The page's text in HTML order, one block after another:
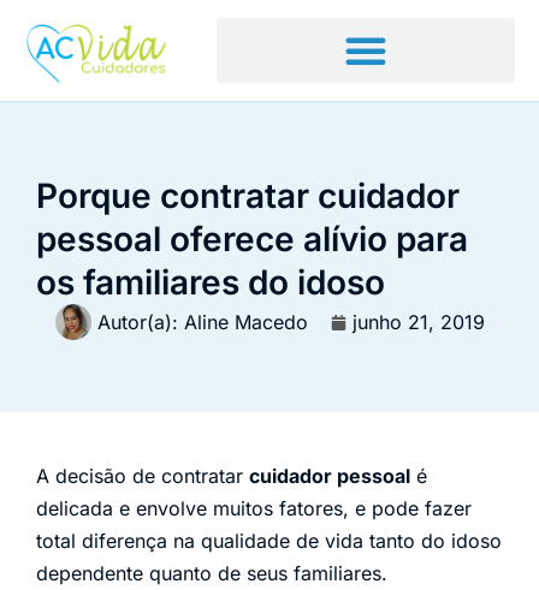
Porque contratar cuidador
pessoal oferece alívio para
os familiares do idoso
Autor(a): Aline Macedo junho 21, 2019
A decisão de contratar cuidador pessoal é
delicada e envolve muitos fatores, e pode fazer
total diferença na qualidade de vida tanto do idoso
dependente quanto de seus familiares.